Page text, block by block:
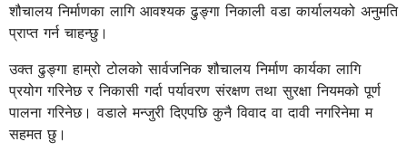
शौचालय निर्माणका लागि आवश्यक ढुङ्गा निकाली वडा कार्यालयको अनुमति
प्राप्त गर्न चाहन्छु।
उक्त ढुङ्गा हाम्रो टोलको सार्वजनिक शौचालय निर्माण कार्यका लागि
प्रयोग गरिनेछ र निकासी गर्दा पर्यावरण संरक्षण तथा सुरक्षा नियमको पूर्ण
पालना गरिनेछ। वडाले मन्जुरी दिएपछि कुनै विवाद वा दावी नगरिनेमा म
सहमत छु।